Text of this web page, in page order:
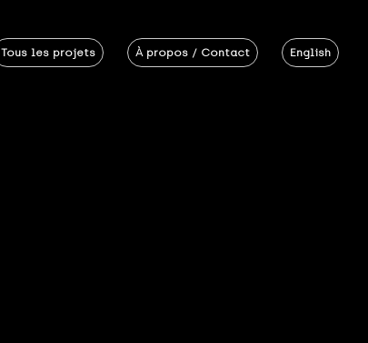
Tous les projets À propos / Contact English